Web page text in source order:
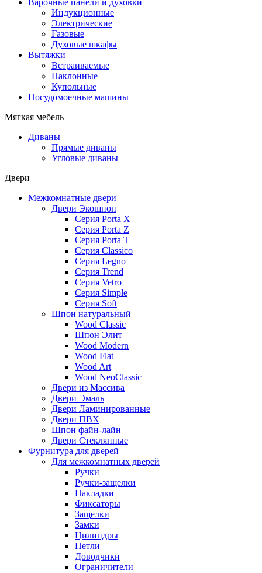
Варочные панели и духовки
Индукционные
Электрические
Газовые
Духовые шкафы
Вытяжки
Встраиваемые
Наклонные
Купольные
Посудомоечные машины
Мягкая мебель
Диваны
Прямые диваны
Угловые диваны
Двери
Межкомнатные двери
Двери Экошпон
Серия Porta X
Серия Porta Z
Серия Porta T
Серия Classico
Серия Legno
Серия Trend
Серия Vetro
Серия Simple
Серия Soft
Шпон натуральный
Wood Classic
Шпон Элит
Wood Modern
Wood Flat
Wood Art
Wood NeoClassic
Двери из Массива
Двери Эмаль
Двери Ламинированные
Двери ПВХ
Шпон файн-лайн
Двери Стеклянные
Фурнитура для дверей
Для межкомнатных дверей
Ручки
Ручки-защелки
Накладки
Фиксаторы
Защелки
Замки
Цилиндры
Петли
Доводчики
Ограничители